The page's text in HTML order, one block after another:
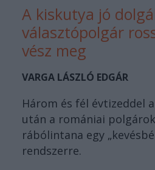
A kiskutya jó
választópolgár
vész meg
VARGA LÁSZLÓ EDGÁR
Három és fél évtizeddel
után a romániai
rábólintana egy
rendszerre.